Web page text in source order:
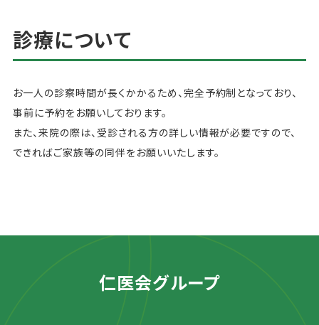
診療について
お一人の診察時間が長くかかるため、完全予約制となっており、
事前に予約をお願いしております。
また、来院の際は、受診される方の詳しい情報が必要ですので、
できればご家族等の同伴をお願いいたします。
仁医会グループ